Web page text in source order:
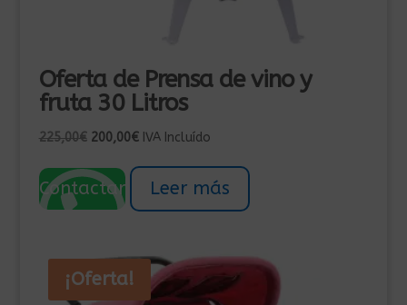
Oferta de Prensa de vino y
fruta 30 Litros
225,00€ El
original
era:
200,00€El
actual
es:
IVA Incluído
Contactar Leer más
¡Oferta!